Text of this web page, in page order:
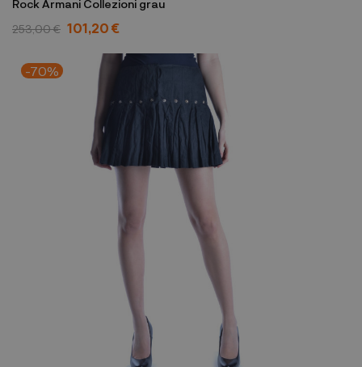
Rock Armani Collezioni grau
253,00 € 101,20 €
-70%